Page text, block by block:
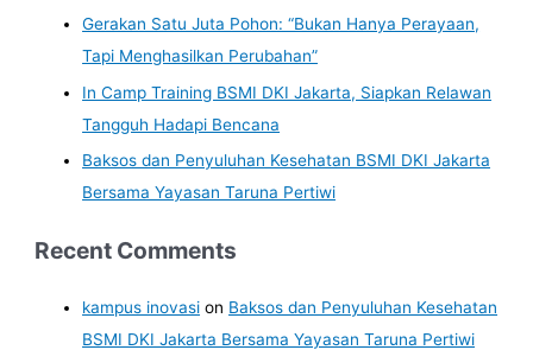
Gerakan Satu Juta Pohon: “Bukan Hanya Perayaan,
Tapi Menghasilkan Perubahan”
In Camp Training BSMI DKI Jakarta, Siapkan Relawan
Tangguh Hadapi Bencana
Baksos dan Penyuluhan Kesehatan BSMI DKI Jakarta
Bersama Yayasan Taruna Pertiwi
Recent Comments
kampus inovasi on Baksos dan Penyuluhan Kesehatan
BSMI DKI Jakarta Bersama Yayasan Taruna Pertiwi